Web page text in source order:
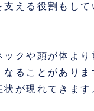
支える役割もし
クや頭が体よ
ることがあり
が現れてきます